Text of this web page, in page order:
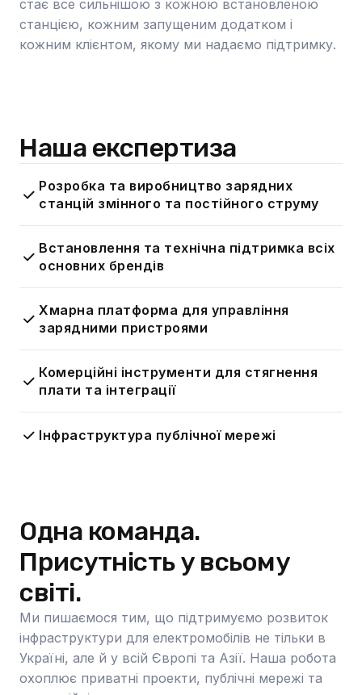
стає все сильнішою з кожною встановленою
станцією, кожним запущеним додатком і
кожним клієнтом, якому ми надаємо підтримку.
Наша експертиза
Розробка та виробництво зарядних
станцій змінного та постійного струму
Встановлення та технічна підтримка всіх
основних брендів
Хмарна платформа для управління
зарядними пристроями
Комерційні інструменти для стягнення
плати та інтеграції
Інфраструктура публічної мережі
Одна команда.
Присутність у всьому
світі.
Ми пишаємося тим, що підтримуємо розвиток
інфраструктури для електромобілів не тільки в
Україні, але й у всій Європі та Азії. Наша робота
охоплює приватні проекти, публічні мережі та